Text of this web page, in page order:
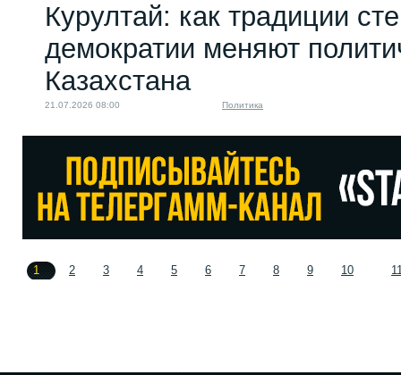
Курултай: как традиции
демократии меняют
Казахстана
21.07.2026 08:00 Политика
1 2 3 4 5 6 7 8 9 10